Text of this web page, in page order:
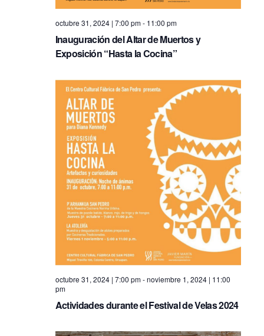
v
a
o
n
octubre 31, 2024 | 7:00 pm- 11:00 pm
Inauguración del Altar de Muertos y
Exposición “Hasta la Cocina”
octubre 31, 2024 | 7:00 pm-noviembre 1, 2024 | 11:00
pm
Actividades durante el Festival de Velas 2024